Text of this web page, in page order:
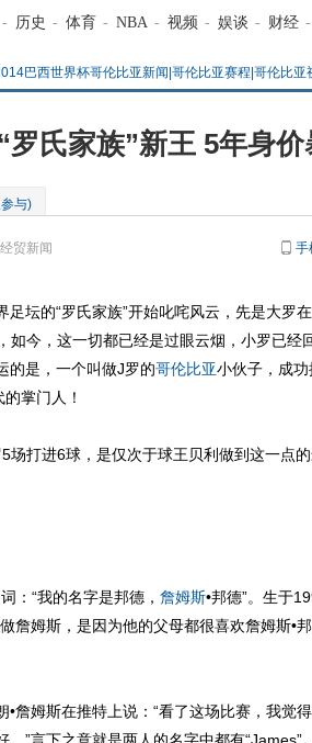
- 历史 - 体育 - NBA - 视频 - 娱谈 - 财经 -
巴西世界杯哥伦比亚新闻|哥伦比亚赛程|哥伦比亚
罗氏家族”新王 5年身
参与)
贸新闻 手
坛的“罗氏家族”开始叱咤风云，先是大罗在
如今，这一切都已经是过眼云烟，小罗已经
的是，一个叫做J罗的哥伦比亚小伙子，成功
掌门人！
打进6球，是仅次于球王贝利做到这一点的
“我的名字是邦德， 詹姆斯•邦德”。生于
詹姆斯，是因为他的父母都很喜欢詹姆斯•
•詹姆斯在推特上说：“看了这场比赛，我觉